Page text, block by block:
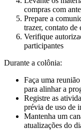
compras com
Prepare a
trazer, contato de
Verifique
participantes
Durante a colônia:
Faça uma
para alinhar a
Registre as
prévia de uso de
Mantenha um
atualizações do